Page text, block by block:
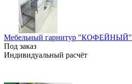
Мебельный гарнитур "КОФЕЙНЫЙ"
Под заказ
Индивидуальный расчёт